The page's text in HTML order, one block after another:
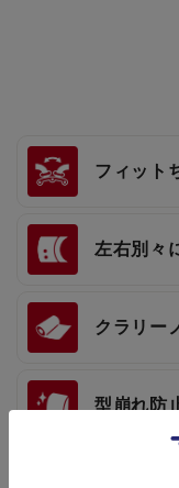
フィット
左右別々
クラリー
型崩れ防
「外れる